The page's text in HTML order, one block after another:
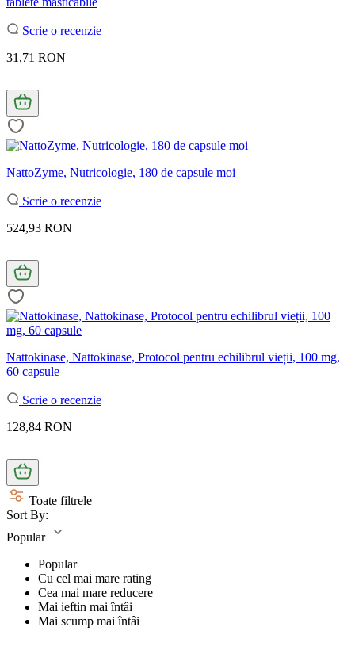
Scrie o recenzie
31,71 RON
NattoZyme, Nutricologie, 180 de capsule moi
Scrie o recenzie
524,93 RON
Nattokinase, Nattokinase, Protocol pentru echilibrul vieții, 100 mg,
60 capsule
Scrie o recenzie
128,84 RON
Toate filtrele
Sort By:
Popular
Popular
Cu cel mai mare rating
Cea mai mare reducere
Mai ieftin mai întâi
Mai scump mai întâi